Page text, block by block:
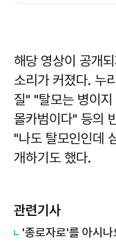
해당 영상이 공개
소리가 커졌다. 누
질" "탈모는 병이
몰카범이다" 등의
"나도 탈모인인데
개하기도 했다.
관련기사